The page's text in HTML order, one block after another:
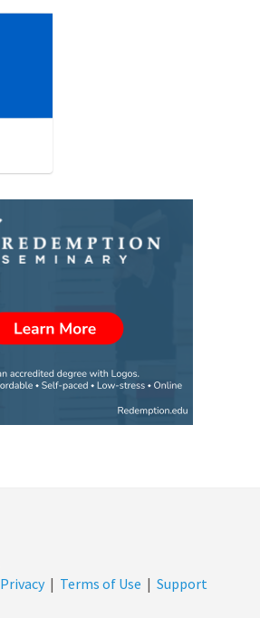
Privacy | Terms of Use | Support